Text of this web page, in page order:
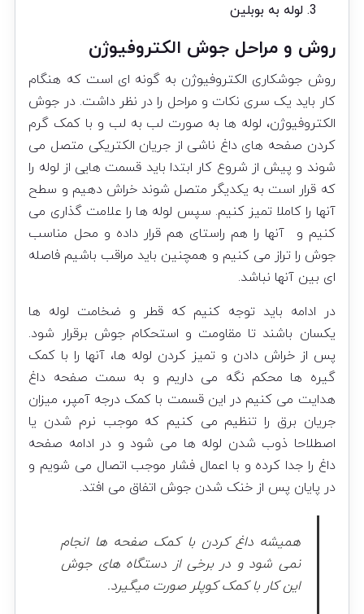
لوله به بوبلین
روش و مراحل جوش الکتروفیوژن
روش جوشکاری الکتروفیوژن به گونه ای است که هنگام
کار باید یک سری نکات و مراحل را در نظر داشت. در جوش
الکتروفیوژن، لوله ها به صورت لب به لب و با کمک گرم
کردن صفحه های داغ ناشی از جریان الکتریکی متصل می
شوند و پیش از شروع کار ابتدا باید قسمت هایی از لوله را
که قرار است به یکدیگر متصل شوند خراش دهیم و سطح
آنها را کاملا تمیز کنیم. سپس لوله ها را علامت گذاری می
کنیم و آنها را هم راستای هم قرار داده و محل مناسب
جوش را تراز می کنیم و همچنین باید مراقب باشیم فاصله
ای بین آنها نباشد.
در ادامه باید توجه کنیم که قطر و ضخامت لوله ها
یکسان باشند تا مقاومت و استحکام جوش برقرار شود.
پس از خراش دادن و تمیز کردن لوله ها، آنها را با کمک
گیره ها محکم نگه می داریم و به سمت صفحه داغ
هدایت می کنیم در این قسمت با کمک درجه آمپر، میزان
جریان برق را تنظیم می کنیم که موجب نرم شدن یا
اصطلاحا ذوب شدن لوله ها می شود و در ادامه صفحه
داغ را جدا کرده و با اعمال فشار موجب اتصال می شویم و
در پایان پس از خنک شدن جوش اتفاق می افتد.
همیشه داغ کردن با کمک صفحه ها انجام
نمی شود و در برخی از دستگاه های جوش
این کار با کمک کوپلر صورت میگیرد.